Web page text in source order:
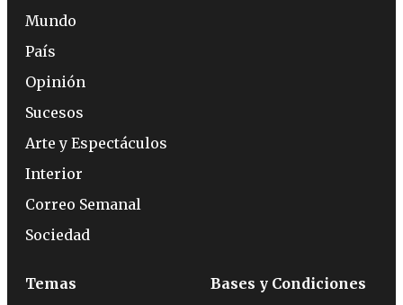
Mundo
País
Opinión
Sucesos
Arte y Espectáculos
Interior
Correo Semanal
Sociedad
Temas
Bases y Condiciones